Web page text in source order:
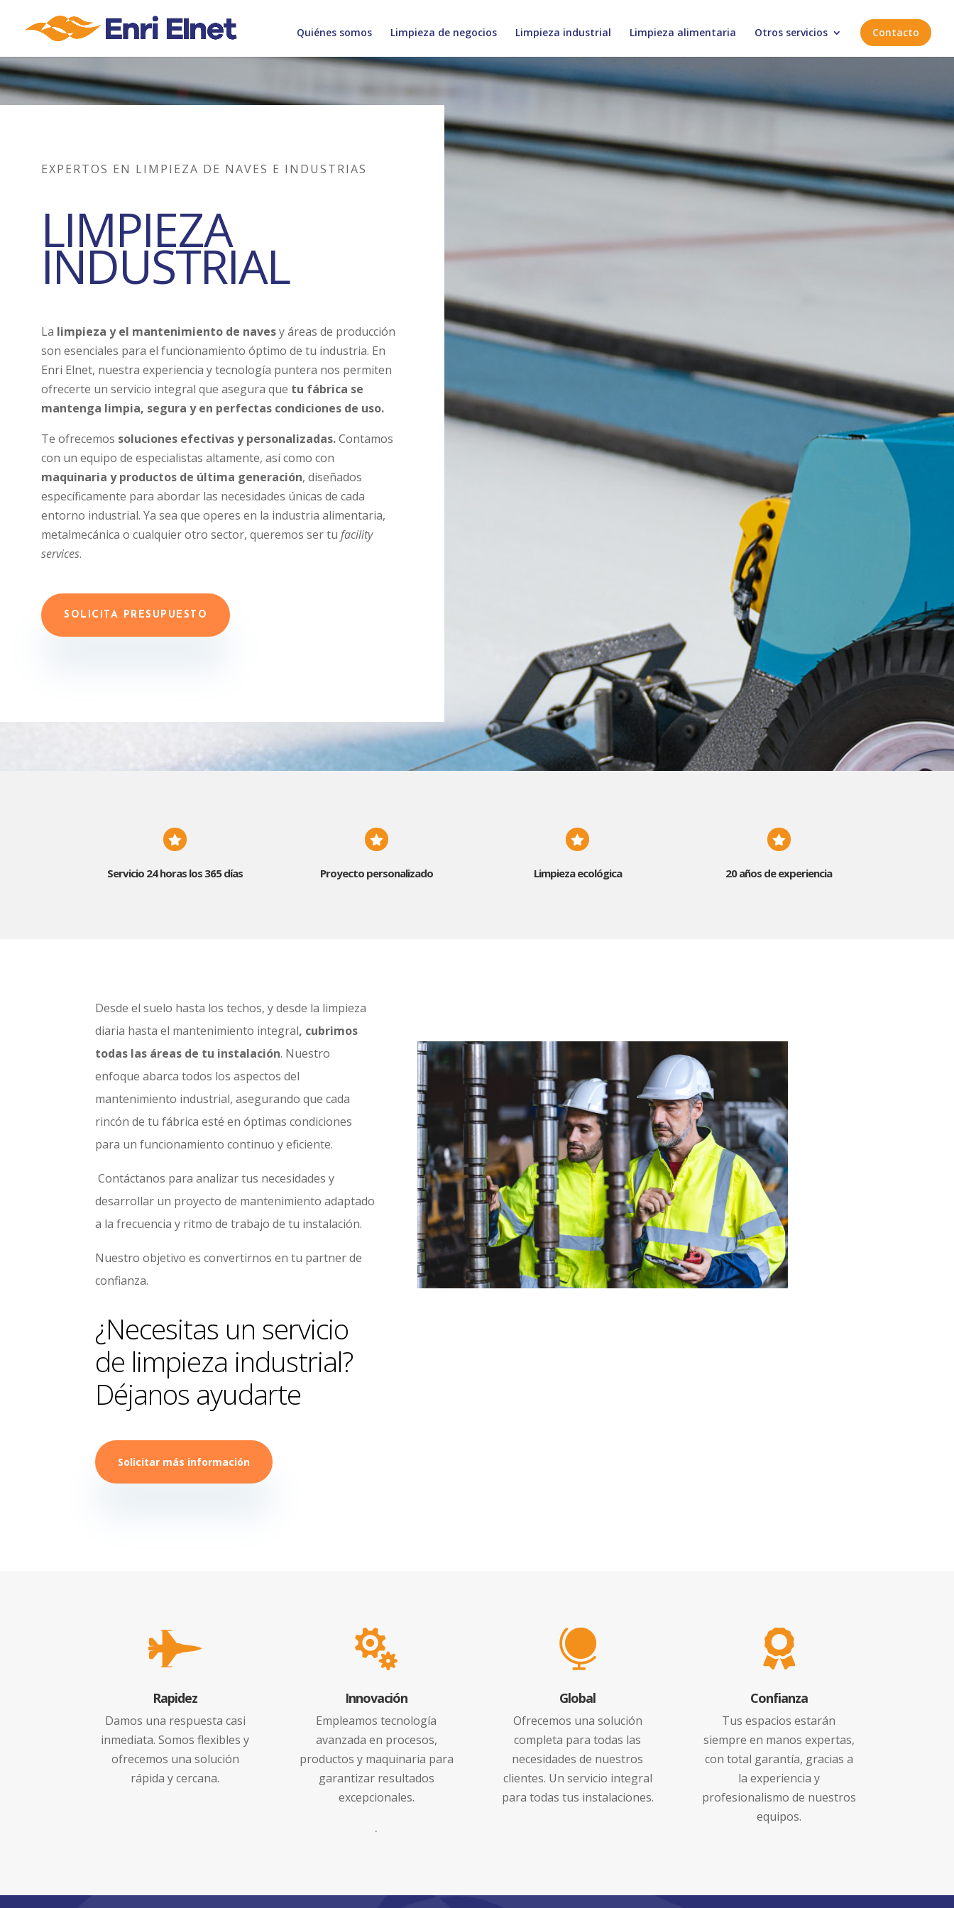
Quiénes somos Limpieza de negocios Limpieza industrial Limpieza alimentaria Otros servicios Contacto
EXPERTOS EN LIMPIEZA DE NAVES E INDUSTRIAS
LIMPIEZA
INDUSTRIAL
La limpieza y el mantenimiento de navesy áreas de producción
son esenciales para el funcionamiento óptimo de tu industria. En
Enri Elnet, nuestra experiencia y tecnología puntera nos permiten
ofrecerte un servicio integral que asegura que tu fábrica se
mantenga limpia, segura y en perfectas condiciones de uso.
Te ofrecemos soluciones efectivas y personalizadas.Contamos
con un equipo de especialistas altamente, así como con
maquinaria y productos de última generación, diseñados
específicamente para abordar las necesidades únicas de cada
entorno industrial. Ya sea que operes en la industria alimentaria,
metalmecánica o cualquier otro sector, queremos ser tu facility
services.
SOLICITA PRESUPUESTO

Servicio 24 horas los 365 días

Proyecto personalizado

Limpieza ecológica

20 años de experiencia
Desde el suelo hasta los techos, y desde la limpieza
diaria hasta el mantenimiento integral, cubrimos
todas las áreas de tu instalación. Nuestro
enfoque abarca todos los aspectos del
mantenimiento industrial, asegurando que cada
rincón de tu fábrica esté en óptimas condiciones
para un funcionamiento continuo y eficiente.
Contáctanos para analizar tus necesidades y
desarrollar un proyecto de mantenimiento adaptado
a la frecuencia y ritmo de trabajo de tu instalación.
Nuestro objetivo es convertirnos en tu partner de
confianza.
¿Necesitas un servicio
de limpieza industrial?
Déjanos ayudarte
Solicitar más información

Rapidez
Damos una respuesta casi
inmediata. Somos flexibles y
ofrecemos una solución
rápida y cercana.

Innovación
Empleamos tecnología
avanzada en procesos,
productos y maquinaria para
garantizar resultados
excepcionales.
.

Global
Ofrecemos una solución
completa para todas las
necesidades de nuestros
clientes. Un servicio integral
para todas tus instalaciones.

Confianza
Tus espacios estarán
siempre en manos expertas,
con total garantía, gracias a
la experiencia y
profesionalismo de nuestros
equipos.